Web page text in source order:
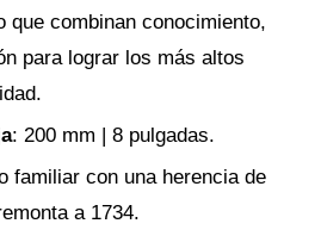
que combinan conocimiento,
para lograr los más altos
: 200 mm | 8 pulgadas.
familiar con una herencia de
a 1734.